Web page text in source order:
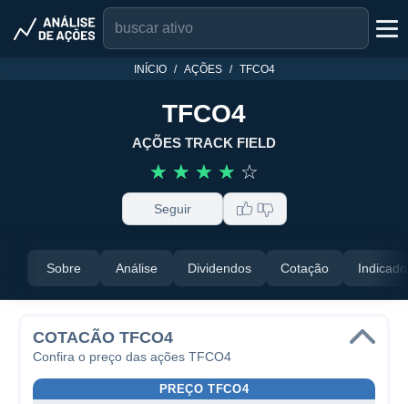
INÍCIO AÇÕES TFCO4
TFCO4
AÇÕES TRACK FIELD
☆ ☆ ☆ ☆ ☆
Seguir
Sobre Análise Dividendos Cotação
COTACÃO TFCO4
Confira o preço das ações TFCO4
PREÇO TFCO4